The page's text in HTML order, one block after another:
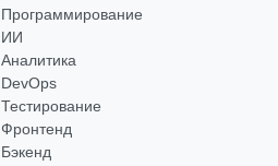
Программирование
ИИ
Аналитика
DevOps
Тестирование
Фронтенд
Бэкенд